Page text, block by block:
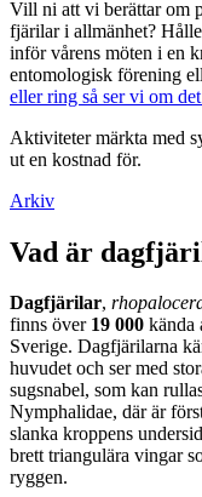
Vill ni att vi berättar om
fjärilar i allmänhet?
inför vårens möten i en
entomologisk förening
eller ring så ser vi om
Aktiviteter märkta med
ut en kostnad för.
Arkiv
Vad är
Dagfjärilar,
finns över 19 000 kända
Sverige. Dagfjärilarna
huvudet och ser med
sugsnabel, som kan
Nymphalidae, där är
slanka kroppens
brett triangulära vingar
ryggen.